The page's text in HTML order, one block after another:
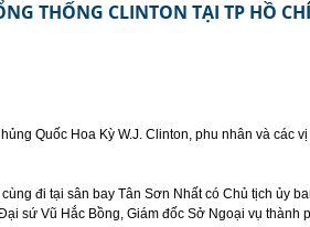
THỐNG CLINTON TẠI TP HỒ
Quốc Hoa Kỳ W.J. Clinton, phu nhân và các
đi tại sân bay Tân Sơn Nhất có Chủ tịch ủy
sứ Vũ Hắc Bồng, Giám đốc Sở Ngoại vụ thành